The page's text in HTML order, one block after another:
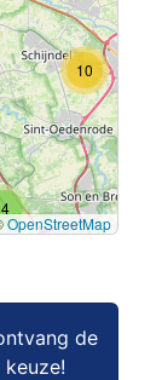
10
4
OpenStreetMap
de